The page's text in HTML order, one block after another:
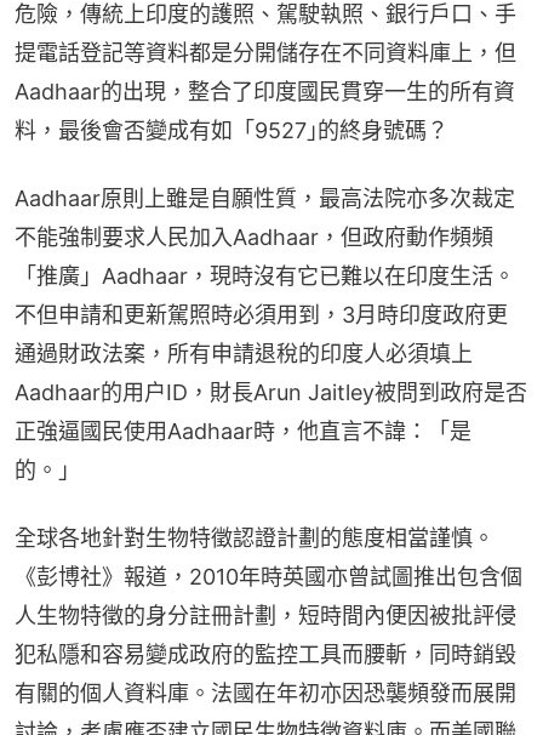
危險，傳統上印度的護照、駕駛執照、銀行戶口、手
提電話登記等資料都是分開儲存在不同資料庫上，但
Aadhaar的出現，整合了印度國民貫穿一生的所有資
料，最後會否變成有如「9527｣的終身號碼？
Aadhaar原則上雖是自願性質，最高法院亦多次裁定
不能強制要求人民加入Aadhaar，但政府動作頻頻
「推廣」Aadhaar，現時沒有它已難以在印度生活。
不但申請和更新駕照時必須用到，3月時印度政府更
通過財政法案，所有申請退稅的印度人必須填上
Aadhaar的用户ID，財長Arun Jaitley被問到政府是否
正強逼國民使用Aadhaar時，他直言不諱：「是
的。」
全球各地針對生物特徵認證計劃的態度相當謹慎。
《彭博社》報道，2010年時英國亦曾試圖推出包含個
人生物特徵的身分註冊計劃，短時間內便因被批評侵
犯私隱和容易變成政府的監控工具而腰斬，同時銷毀
有關的個人資料庫。法國在年初亦因恐襲頻發而展開